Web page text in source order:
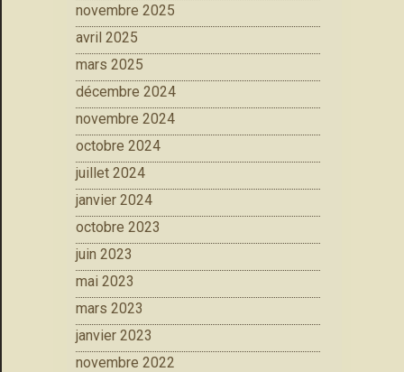
novembre 2025
avril 2025
mars 2025
décembre 2024
novembre 2024
octobre 2024
juillet 2024
janvier 2024
octobre 2023
juin 2023
mai 2023
mars 2023
janvier 2023
novembre 2022